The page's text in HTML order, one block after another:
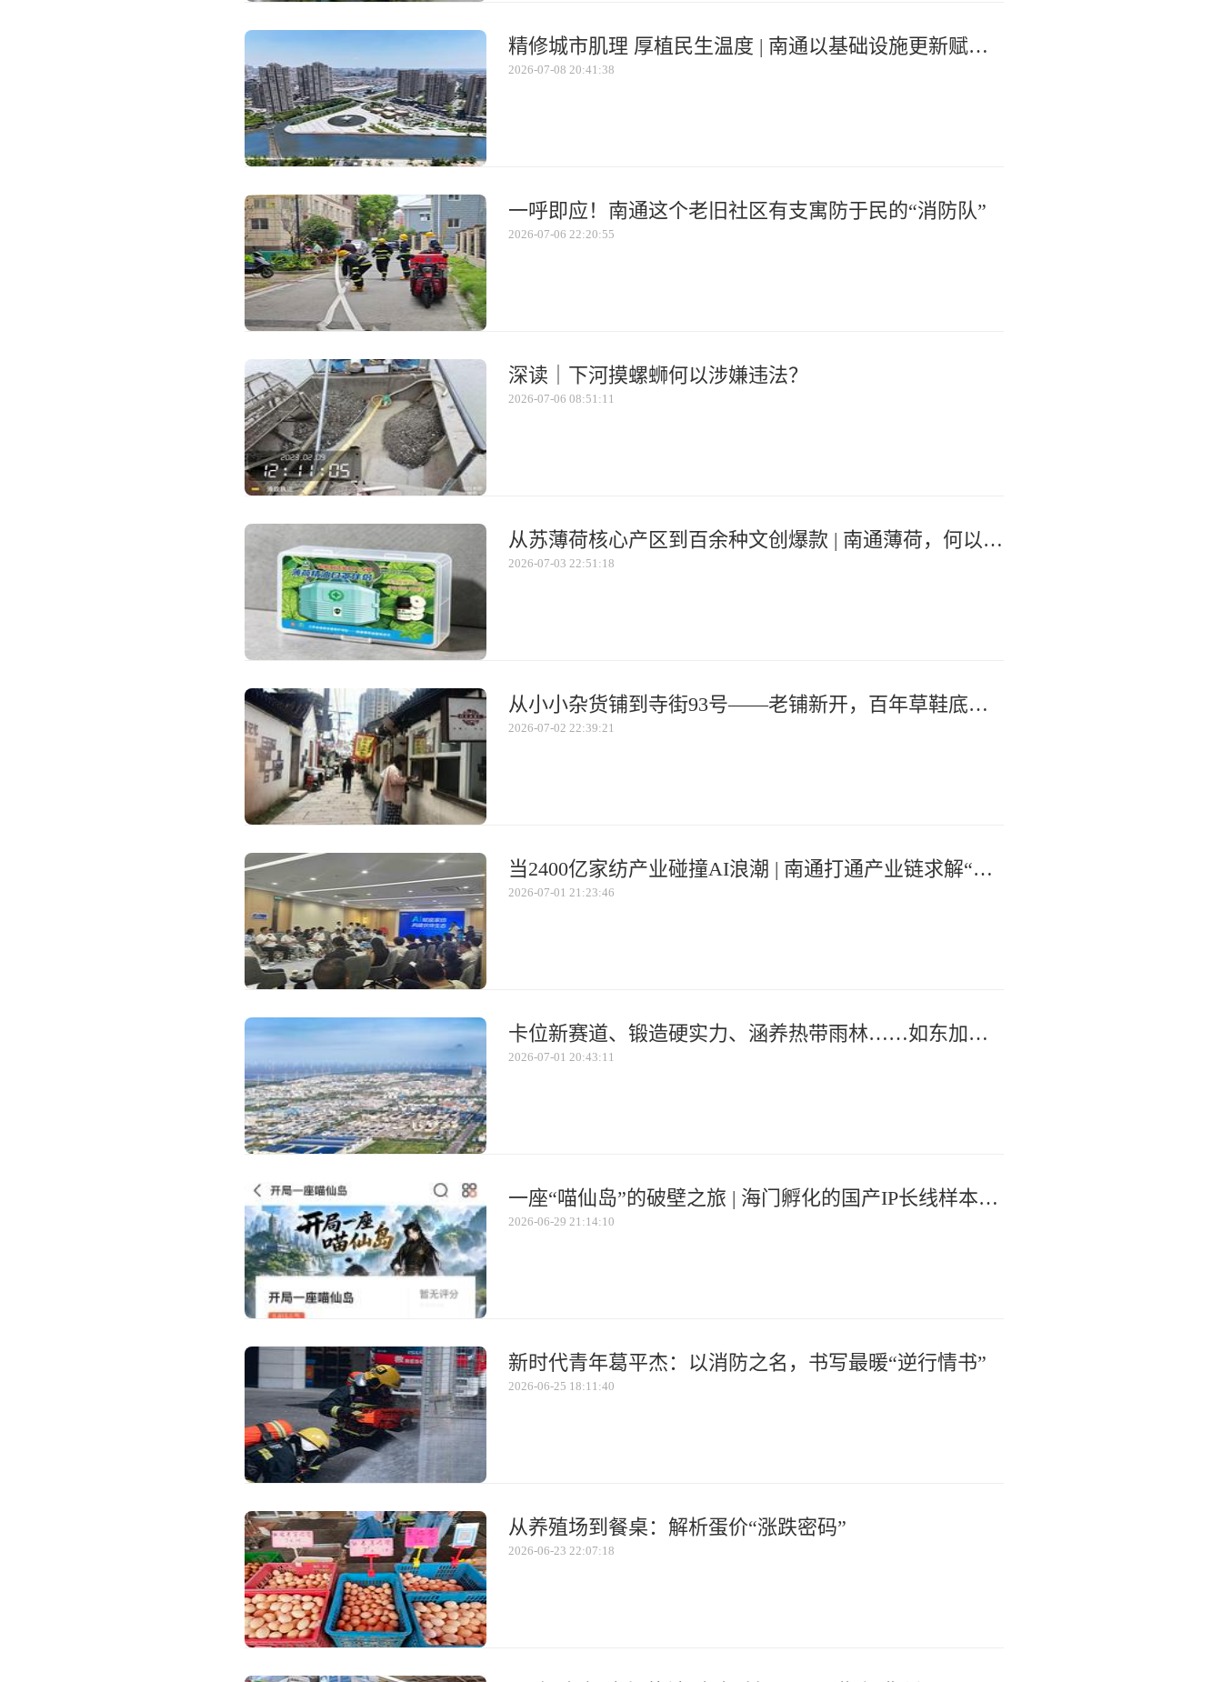
精修城市肌理 厚植民生温度 | 南通以基础设施更新赋能宜居新城
2026-07-08 20:41:38
一呼即应！南通这个老旧社区有支寓防于民的“消防队”
2026-07-06 22:20:55
深读｜下河摸螺蛳何以涉嫌违法？
2026-07-06 08:51:11
从苏薄荷核心产区到百余种文创爆款 | 南通薄荷，何以“香”续百年？
2026-07-03 22:51:18
从小小杂货铺到寺街93号——老铺新开，百年草鞋底烤出时代新味道
2026-07-02 22:39:21
当2400亿家纺产业碰撞AI浪潮 | 南通打通产业链求解“智变”
2026-07-01 21:23:46
卡位新赛道、锻造硬实力、涵养热带雨林……如东加速绘制未来产业“新”版图
2026-07-01 20:43:11
一座“喵仙岛”的破壁之旅 | 海门孵化的国产IP长线样本登陆腾讯动漫
2026-06-29 21:14:10
新时代青年葛平杰：以消防之名，书写最暖“逆行情书”
2026-06-25 18:11:40
从养殖场到餐桌：解析蛋价“涨跌密码”
2026-06-23 22:07:18